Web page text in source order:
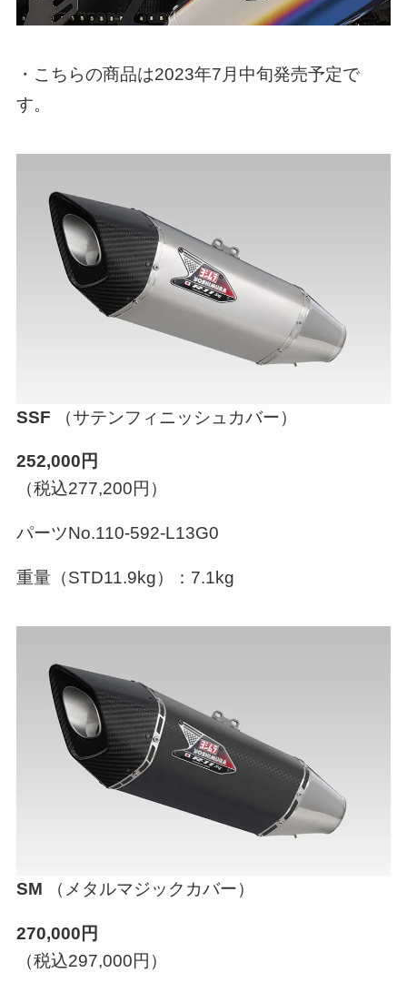
・こちらの商品は2023年7月中旬発売予定で
す。
SSF （サテンフィニッシュカバー）
252,000円
（税込277,200円）
パーツNo.110-592-L13G0
重量（STD11.9kg）：7.1kg
SM （メタルマジックカバー）
270,000円
（税込297,000円）